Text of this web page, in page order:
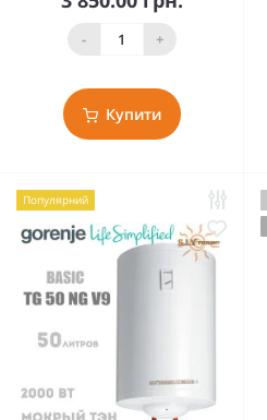
- +
Купити
Популярний